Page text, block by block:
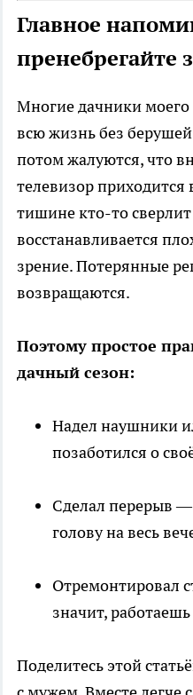
Главное
пренебрегайте
Многие дачники
всю жизнь без
потом жалуются, что
телевизор приходится
тишине кто-то
восстанавливается
зрение. Потерянные
возвращаются.
Поэтому простое
дачный сезон:
Надел наушники
позаботился о
Сделал перерыв —
голову на весь
Отремонтировал
значит,
Поделитесь этой